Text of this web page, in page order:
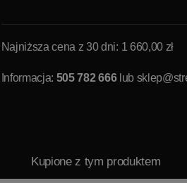
Najniższa cena z 30 dni: 1 660,00 zł
Informacja: 505 782 666lub
Kupione z tym produktem